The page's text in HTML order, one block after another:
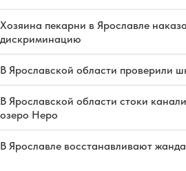
Хозяина пекарни в Ярославле
дискриминацию
В Ярославской области проверили
В Ярославской области стоки
озеро Неро
В Ярославле восстанавливают